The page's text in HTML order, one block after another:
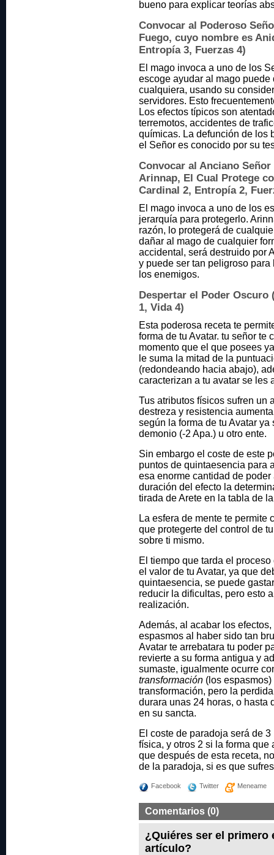
bueno para explicar teorías
Convocar al Poderoso
Fuego, cuyo nombre es
Entropía 3, Fuerzas 4)
El mago invoca a uno de los
escoge ayudar al mago
cualquiera, usando su
servidores. Esto
Los efectos típicos son
terremotos, accidentes de
químicas. La defunción de los
el Señor es conocido por su
Convocar al Anciano
Arinnap, El Cual Protege
Cardinal 2, Entropía 2,
El mago invoca a uno de los
jerarquía para protegerlo.
razón, lo protegerá de
dañar al mago de cualquier
accidental, será destruido por
y puede ser tan peligroso
los enemigos.
Despertar el Poder
1, Vida 4)
Esta poderosa receta te
forma de tu Avatar. tu señor te
momento que el que posees
le suma la mitad de la
(redondeando hacia abajo),
caracterizan a tu avatar se les
Tus atributos físicos sufren un
destreza y resistencia
según la forma de tu Avatar
demonio (-2 Apa.) u otro ente.
Sin embargo el coste de este
puntos de quintaesencia para
esa enorme cantidad de
duración del efecto la
tirada de Arete en la tabla de
La esfera de mente te permite
que protegerte del control de
sobre ti mismo.
El tiempo que tarda el
el valor de tu Avatar, ya que
quintaesencia, se puede
reducir la dificultas, pero esto
realización.
Además, al acabar los
espasmos al haber sido tan
Avatar te arrebatara tu poder
revierte a su forma antigua y
sumaste, igualmente ocurre
transformación (los
transformación, pero la
durara unas 24 horas, o hasta
en su sancta.
El coste de paradoja será de
física, y otros 2 si la forma
que después de esta receta,
de la paradoja, si es que
Facebook Twitter Meneame
Comentarios (0)
¿Quiéres ser el primero
artículo?